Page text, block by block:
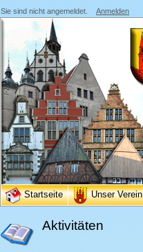
Sie sind nicht angemeldet. Anmelden
Startseite Unser Verein
Aktivitäten